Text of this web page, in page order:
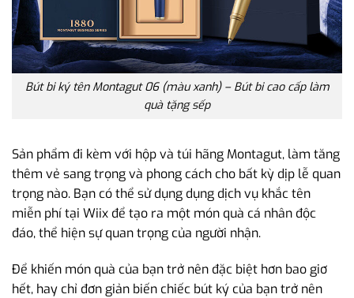
Bút bi ký tên Montagut 06 (màu xanh) – Bút bi cao cấp làm
quà tặng sếp
Sản phẩm đi kèm với hộp và túi hãng Montagut, làm tăng
thêm vẻ sang trọng và phong cách cho bất kỳ dịp lễ quan
trọng nào. Bạn có thể sử dụng dụng dịch vụ khắc tên
miễn phí tại Wiix để tạo ra một món quà cá nhân độc
đáo, thể hiện sự quan trọng của người nhận.
Để khiến món quà của bạn trở nên đặc biệt hơn bao giơ
hết, hay chỉ đơn giản biến chiếc bút ký của bạn trở nên